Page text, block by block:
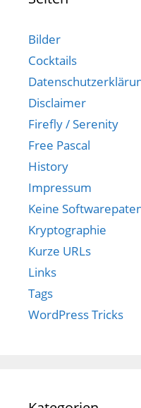
Bilder
Cocktails
Disclaimer
Firefly / Serenity
Free Pascal
History
Impressum
Keine
Kryptographie
Kurze URLs
Links
Tags
WordPress Tricks